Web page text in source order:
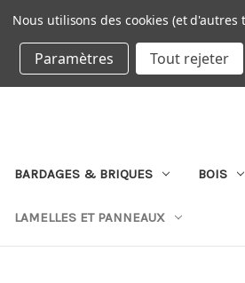
DEVISE : EUR
BARDAGES & BRIQUES BOIS
LAMELLES ET PANNEAUX
Nous utilisons des cookies (et
Paramètres Tout rejeter